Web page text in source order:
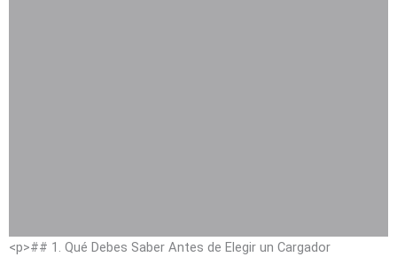
<p>## 1. Qué Debes Saber Antes de Elegir un Cargador